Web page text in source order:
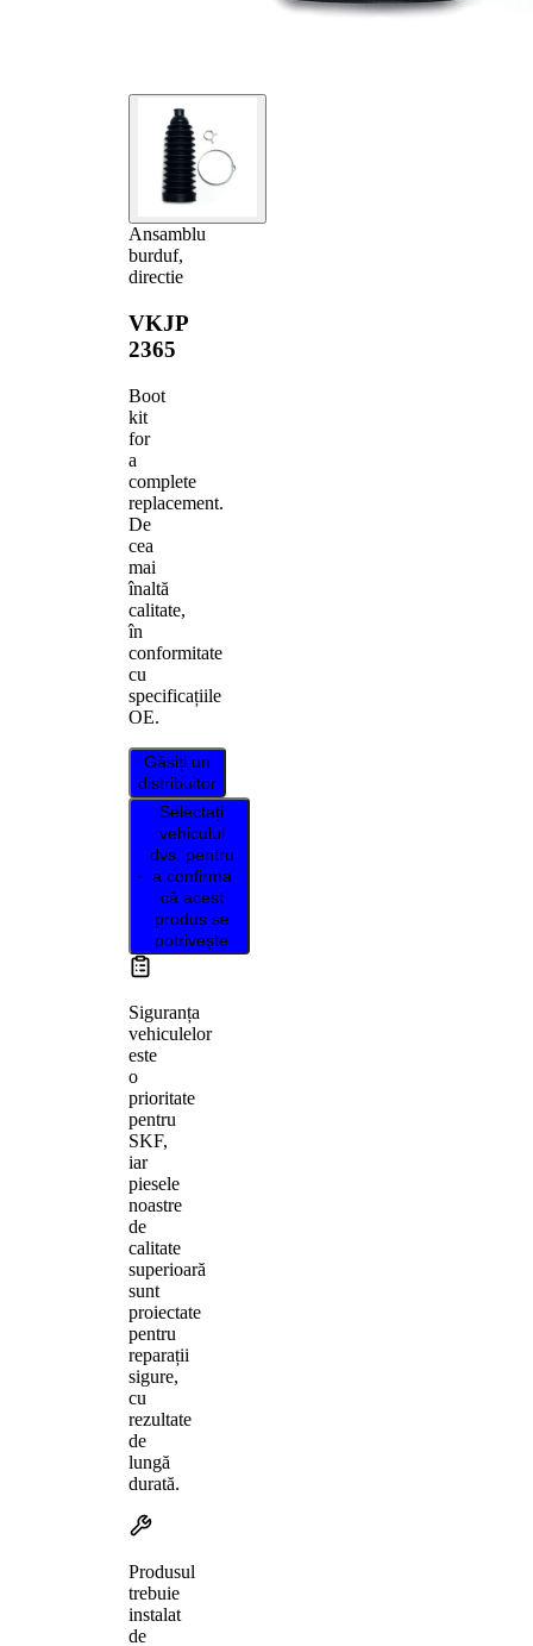
Ansamblu
burduf,
directie
VKJP
2365
Boot
kit
for
a
complete
replacement.
De
cea
mai
înaltă
calitate,
în
conformitate
cu
specificațiile
OE.
Găsiți un
distribuitor
Selectați
vehiculul
dvs. pentru
a confirma
că acest
produs se
potrivește
Siguranța
vehiculelor
este
o
prioritate
pentru
SKF,
iar
piesele
noastre
de
calitate
superioară
sunt
proiectate
pentru
reparații
sigure,
cu
rezultate
de
lungă
durată.
Produsul
trebuie
instalat
de